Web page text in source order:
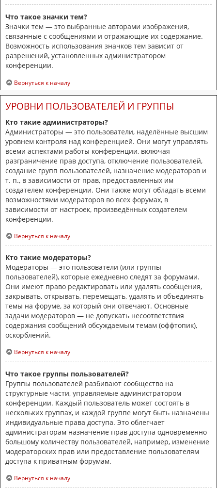
Что такое значки тем?
Значки тем — это выбранные авторами изображения,
связанные с сообщениями и отражающие их содержание.
Возможность использования значков тем зависит от
разрешений, установленных администратором
конференции.
Вернуться к началу
УРОВНИ ПОЛЬЗОВАТЕЛЕЙ И ГРУППЫ
Кто такие администраторы?
Администраторы — это пользователи, наделённые высшим
уровнем контроля над конференцией. Они могут управлять
всеми аспектами работы конференции, включая
разграничение прав доступа, отключение пользователей,
создание групп пользователей, назначение модераторов и
т. п., в зависимости от прав, предоставленных им
создателем конференции. Они также могут обладать всеми
возможностями модераторов во всех форумах, в
зависимости от настроек, произведённых создателем
конференции.
Вернуться к началу
Кто такие модераторы?
Модераторы — это пользователи (или группы
пользователей), которые ежедневно следят за форумами.
Они имеют право редактировать или удалять сообщения,
закрывать, открывать, перемещать, удалять и объединять
темы на форуме, за который они отвечают. Основные
задачи модераторов — не допускать несоответствия
содержания сообщений обсуждаемым темам (оффтопик),
оскорблений.
Вернуться к началу
Что такое группы пользователей?
Группы пользователей разбивают сообщество на
структурные части, управляемые администратором
конференции. Каждый пользователь может состоять в
нескольких группах, и каждой группе могут быть назначены
индивидуальные права доступа. Это облегчает
администраторам назначение прав доступа одновременно
большому количеству пользователей, например, изменение
модераторских прав или предоставление пользователям
доступа к приватным форумам.
Вернуться к началу